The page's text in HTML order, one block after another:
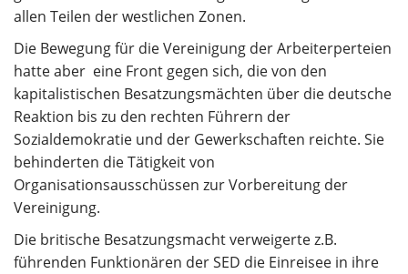
allen Teilen der westlichen Zonen.
Die Bewegung für die Vereinigung der Arbeiterperteien
hatte aber eine Front gegen sich, die von den
kapitalistischen Besatzungsmächten über die deutsche
Reaktion bis zu den rechten Führern der
Sozialdemokratie und der Gewerkschaften reichte. Sie
behinderten die Tätigkeit von
Organisationsausschüssen zur Vorbereitung der
Vereinigung.
Die britische Besatzungsmacht verweigerte z.B.
führenden Funktionären der SED die Einreisee in ihre